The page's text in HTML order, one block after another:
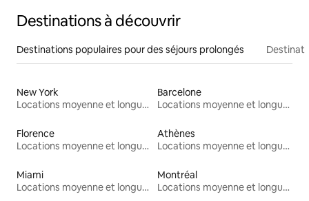
Destinations à découvrir
Destinations populaires pour des séjours prolongés
New York
Locations moyenne et longue durée
Barcelone
Locations moyenne et longue durée
Florence
Locations moyenne et longue durée
Athènes
Locations moyenne et longue durée
Miami
Locations moyenne et longue durée
Montréal
Locations moyenne et longue durée